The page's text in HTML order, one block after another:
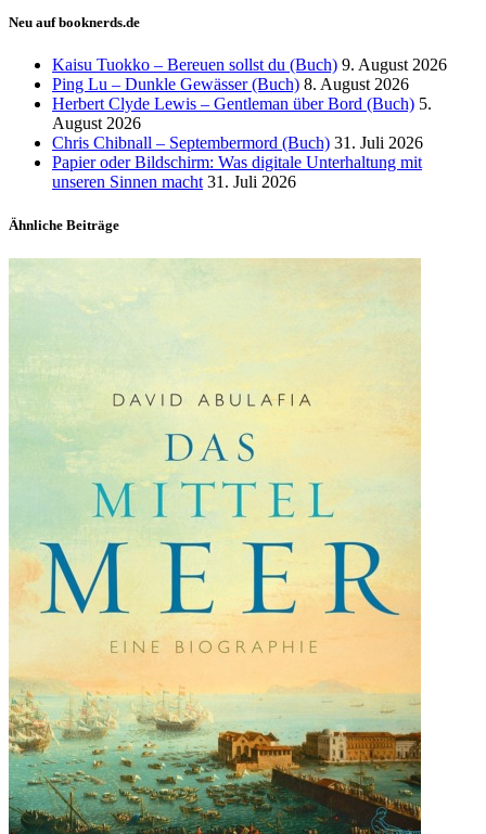
Neu auf booknerds.de
Kaisu Tuokko – Bereuen sollst du (Buch) 9. August 2026
Ping Lu – Dunkle Gewässer (Buch) 8. August 2026
Herbert Clyde Lewis – Gentleman über Bord (Buch) 5.
August 2026
Chris Chibnall – Septembermord (Buch) 31. Juli 2026
Papier oder Bildschirm: Was digitale Unterhaltung mit
unseren Sinnen macht 31. Juli 2026
Ähnliche Beiträge